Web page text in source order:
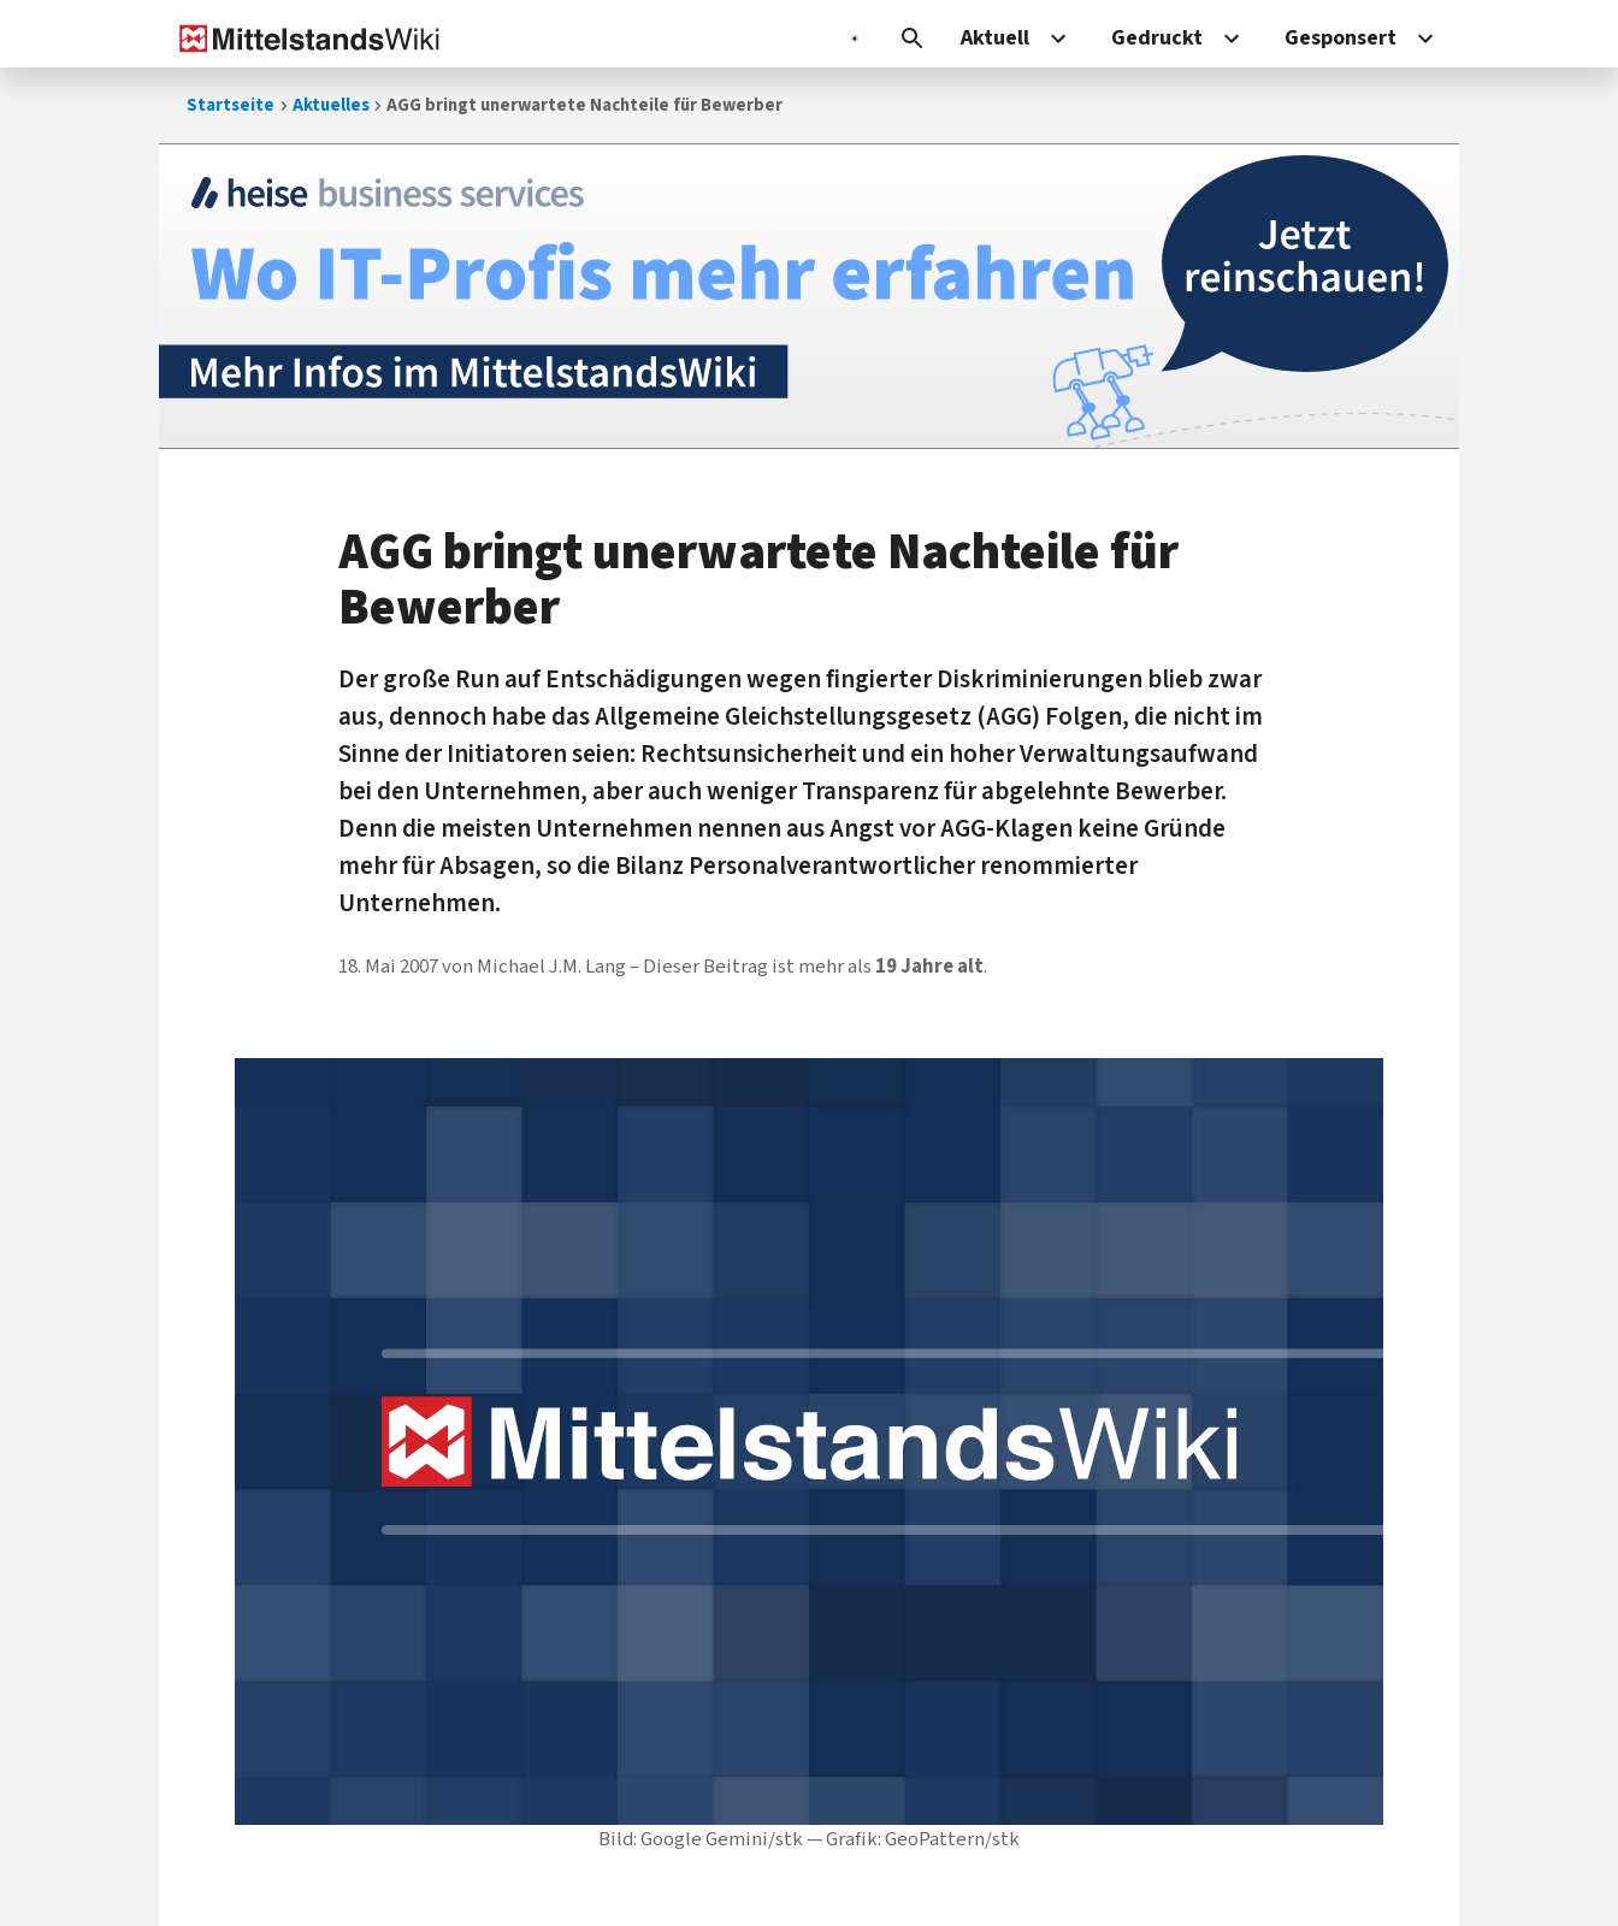
Aktuell Gedruckt Gesponsert
Startseite Aktuelles AGG bringt unerwartete Nachteile für Bewerber
Bild: Google Gemini/stk — Grafik: GeoPattern/stk
AGG bringt unerwartete Nachteile für
Bewerber
Der große Run auf Entschädigungen wegen fingierter Diskriminierungen blieb zwar
aus, dennoch habe das Allgemeine Gleichstellungsgesetz (AGG) Folgen, die nicht im
Sinne der Initiatoren seien: Rechtsunsicherheit und ein hoher Verwaltungsaufwand
bei den Unternehmen, aber auch weniger Transparenz für abgelehnte Bewerber.
Denn die meisten Unternehmen nennen aus Angst vor AGG-Klagen keine Gründe
mehr für Absagen, so die Bilanz Personalverantwortlicher renommierter
Unternehmen.
18. Mai 2007von Michael J.M. Lang Dieser Beitrag ist mehr als 19 Jahre alt.